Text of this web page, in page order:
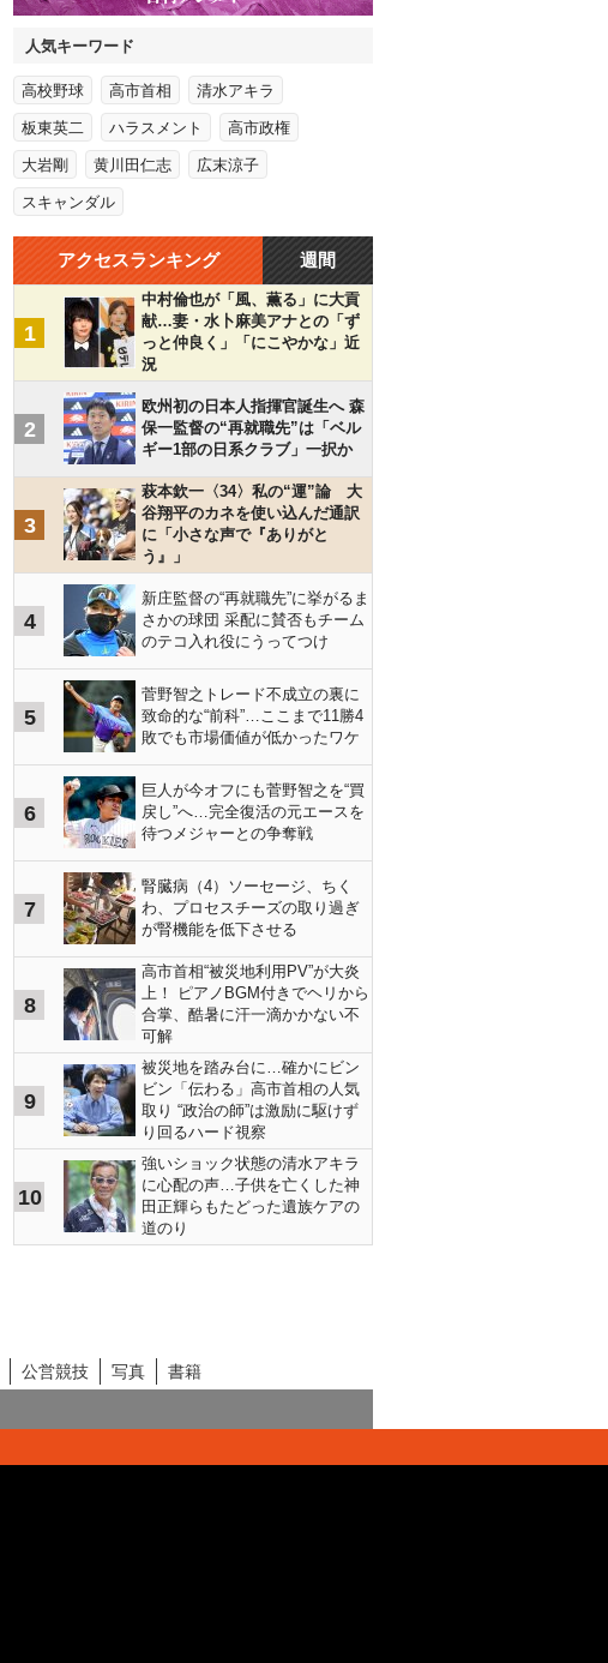
人気キーワード
高校野球 高市首相 清水アキラ
板東英二 ハラスメント 高市政権
大岩剛 黄川田仁志 広末涼子
スキャンダル
アクセスランキング 週間
1
中村倫也が「風、薫る」に大貢
献…妻・水卜麻美アナとの「ず
っと仲良く」「にこやかな」近
況
2
欧州初の日本人指揮官誕生へ 森
保一監督の“再就職先”は「ベル
ギー1部の日系クラブ」一択か
3
萩本欽一〈34〉私の“運”論 大
谷翔平のカネを使い込んだ通訳
に「小さな声で『ありがと
う』」
4
新庄監督の“再就職先”に挙がるま
さかの球団 采配に賛否もチーム
のテコ入れ役にうってつけ
5
菅野智之トレード不成立の裏に
致命的な“前科”…ここまで11勝4
敗でも市場価値が低かったワケ
6
巨人が今オフにも菅野智之を“買
戻し”へ…完全復活の元エースを
待つメジャーとの争奪戦
7
腎臓病（4）ソーセージ、ちく
わ、プロセスチーズの取り過ぎ
が腎機能を低下させる
8
高市首相“被災地利用PV”が大炎
上！ ピアノBGM付きでヘリから
合掌、酷暑に汗一滴かかない不
可解
9
被災地を踏み台に…確かにビン
ビン「伝わる」高市首相の人気
取り “政治の師”は激励に駆けず
り回るハード視察
10
強いショック状態の清水アキラ
に心配の声…子供を亡くした神
田正輝らもたどった遺族ケアの
道のり
公営競技 写真
書籍